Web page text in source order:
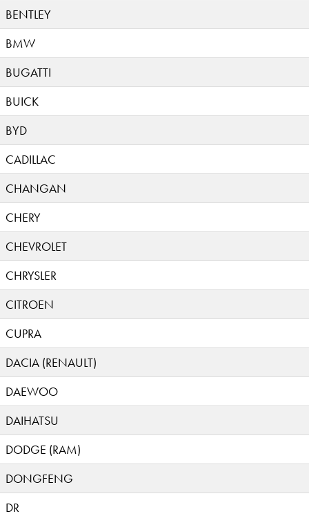
BENTLEY
BMW
BUGATTI
BUICK
BYD
CADILLAC
CHANGAN
CHERY
CHEVROLET
CHRYSLER
CITROEN
CUPRA
DACIA (RENAULT)
DAEWOO
DAIHATSU
DODGE (RAM)
DONGFENG
DR